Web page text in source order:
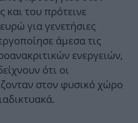
και του πρότεινε
για γενετήσιες
άμεσα τις
ενεργειών,
ότι οι
στον φυσικό χώρο